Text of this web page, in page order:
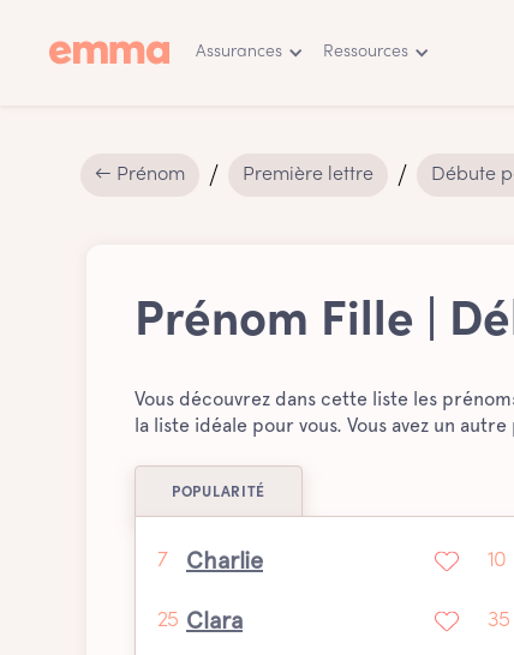
Assurances Ressources
← Prénom Première lettre Débute
Prénom Fille |
Vous découvrez dans cette liste les
la liste idéale pour vous. Vous avez un
POPULARITÉ
7 Charlie 10
25 Clara 35